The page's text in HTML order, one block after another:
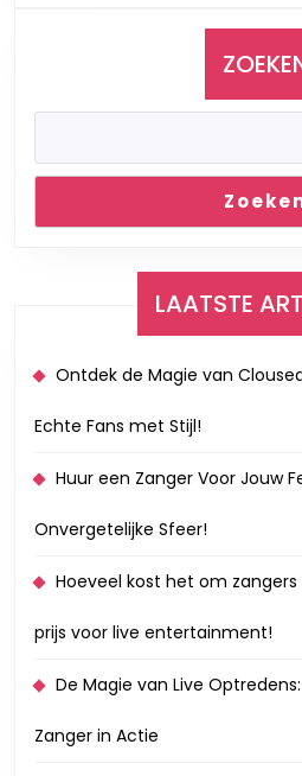
LAATSTE
Ontdek de Magie van
Echte Fans met Stijl!
Huur een Zanger Voor Jouw
Onvergetelijke Sfeer!
Hoeveel kost het om
prijs voor live entertainment!
De Magie van Live
Zanger in Actie